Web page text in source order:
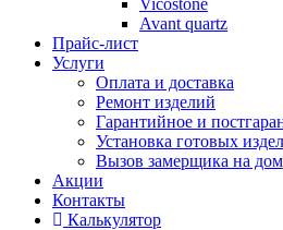
Vicostone
Avant quartz
Прайс-лист
Услуги
Оплата и доставка
Ремонт изделий
Гарантийное и
Установка готовых
Вызов замерщика на дом
Акции
Контакты
Калькулятор